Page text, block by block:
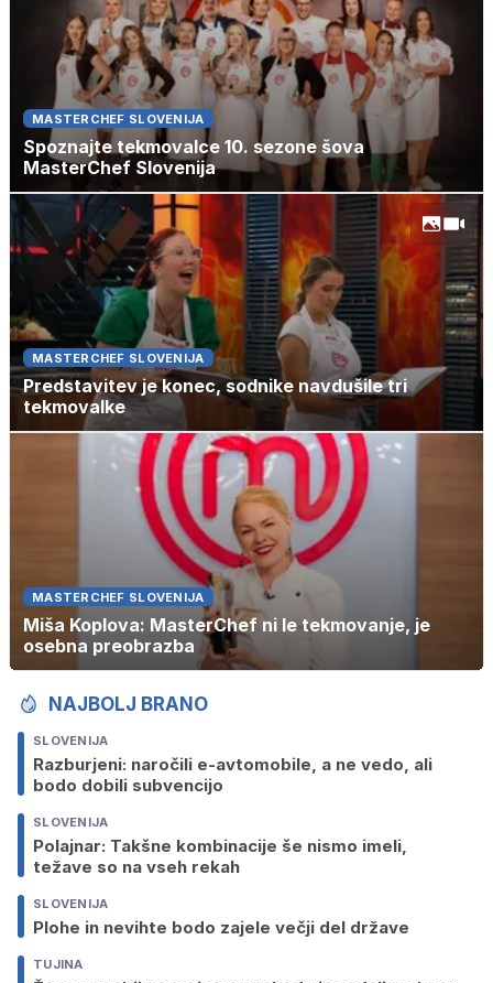
MASTERCHEF SLOVENIJA
Spoznajte tekmovalce 10. sezone šova
MasterChef Slovenija
MASTERCHEF SLOVENIJA
Predstavitev je konec, sodnike navdušile tri
tekmovalke
MASTERCHEF SLOVENIJA
Miša Koplova: MasterChef ni le tekmovanje, je
osebna preobrazba
NAJBOLJ BRANO
SLOVENIJA
Razburjeni: naročili e-avtomobile, a ne vedo, ali
bodo dobili subvencijo
SLOVENIJA
Polajnar: Takšne kombinacije še nismo imeli,
težave so na vseh rekah
SLOVENIJA
Plohe in nevihte bodo zajele večji del države
TUJINA